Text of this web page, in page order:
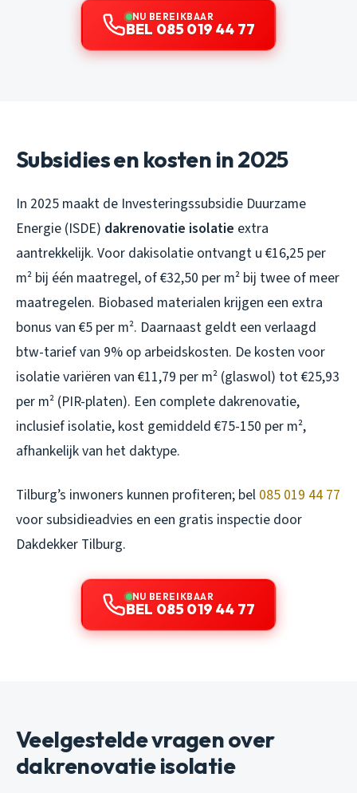
NU BEREIKBAAR
BEL 085 019 44 77
Subsidies en kosten in 2025
In 2025 maakt de Investeringssubsidie Duurzame
Energie (ISDE) dakrenovatie isolatie extra
aantrekkelijk. Voor dakisolatie ontvangt u €16,25 per
m² bij één maatregel, of €32,50 per m² bij twee of meer
maatregelen. Biobased materialen krijgen een extra
bonus van €5 per m². Daarnaast geldt een verlaagd
btw-tarief van 9% op arbeidskosten. De kosten voor
isolatie variëren van €11,79 per m² (glaswol) tot €25,93
per m² (PIR-platen). Een complete dakrenovatie,
inclusief isolatie, kost gemiddeld €75-150 per m²,
afhankelijk van het daktype.
Tilburg’s inwoners kunnen profiteren; bel 085 019 44 77
voor subsidieadvies en een gratis inspectie door
Dakdekker Tilburg.
NU BEREIKBAAR
BEL 085 019 44 77
Veelgestelde vragen over
dakrenovatie isolatie